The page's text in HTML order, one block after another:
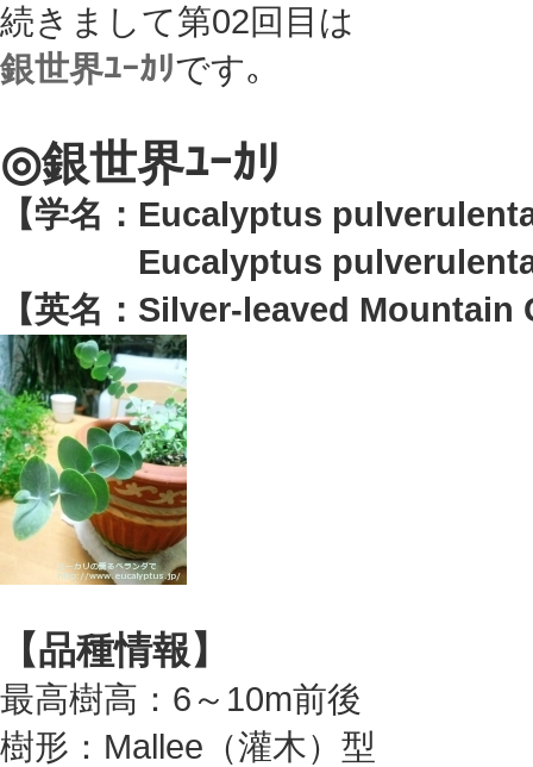
続きまして第02回目は
銀世界ﾕｰｶﾘです｡
◎銀世界ﾕｰｶﾘ
【学名：Eucalyptus
Eucalyptus pulverulenta
【英名：Silver-leaved Mountain
【品種情報】
最高樹高：6～10m前後
樹形：Mallee（灌木）型